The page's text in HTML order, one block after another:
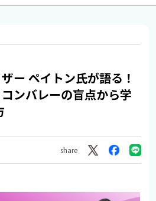
ー ペイトン氏が語る！
コンバレーの盲点から学
share